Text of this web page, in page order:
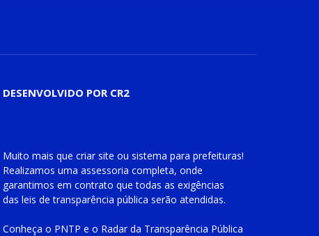
DESENVOLVIDO POR CR2
Muito mais que criar site ou sistema para prefeituras!
Realizamos uma assessoria completa, onde
garantimos em contrato que todas as exigências
das leis de transparência pública serão atendidas.
Conheça o PNTP e o Radar da Transparência Pública